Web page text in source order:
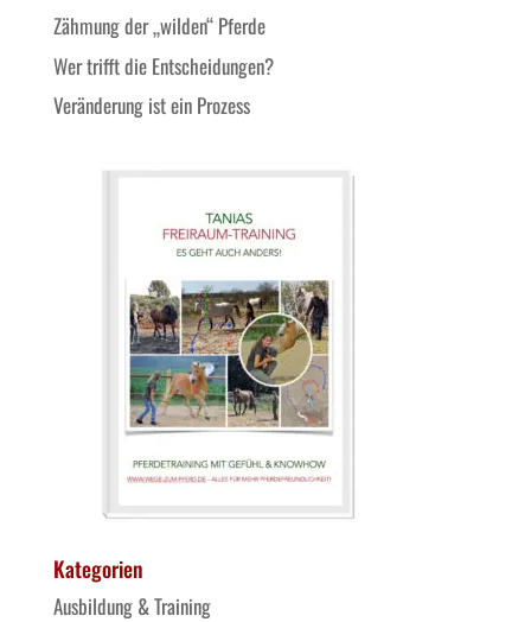
Zähmung der „wilden“ Pferde
Wer trifft die Entscheidungen?
Veränderung ist ein Prozess
Kategorien
Ausbildung & Training